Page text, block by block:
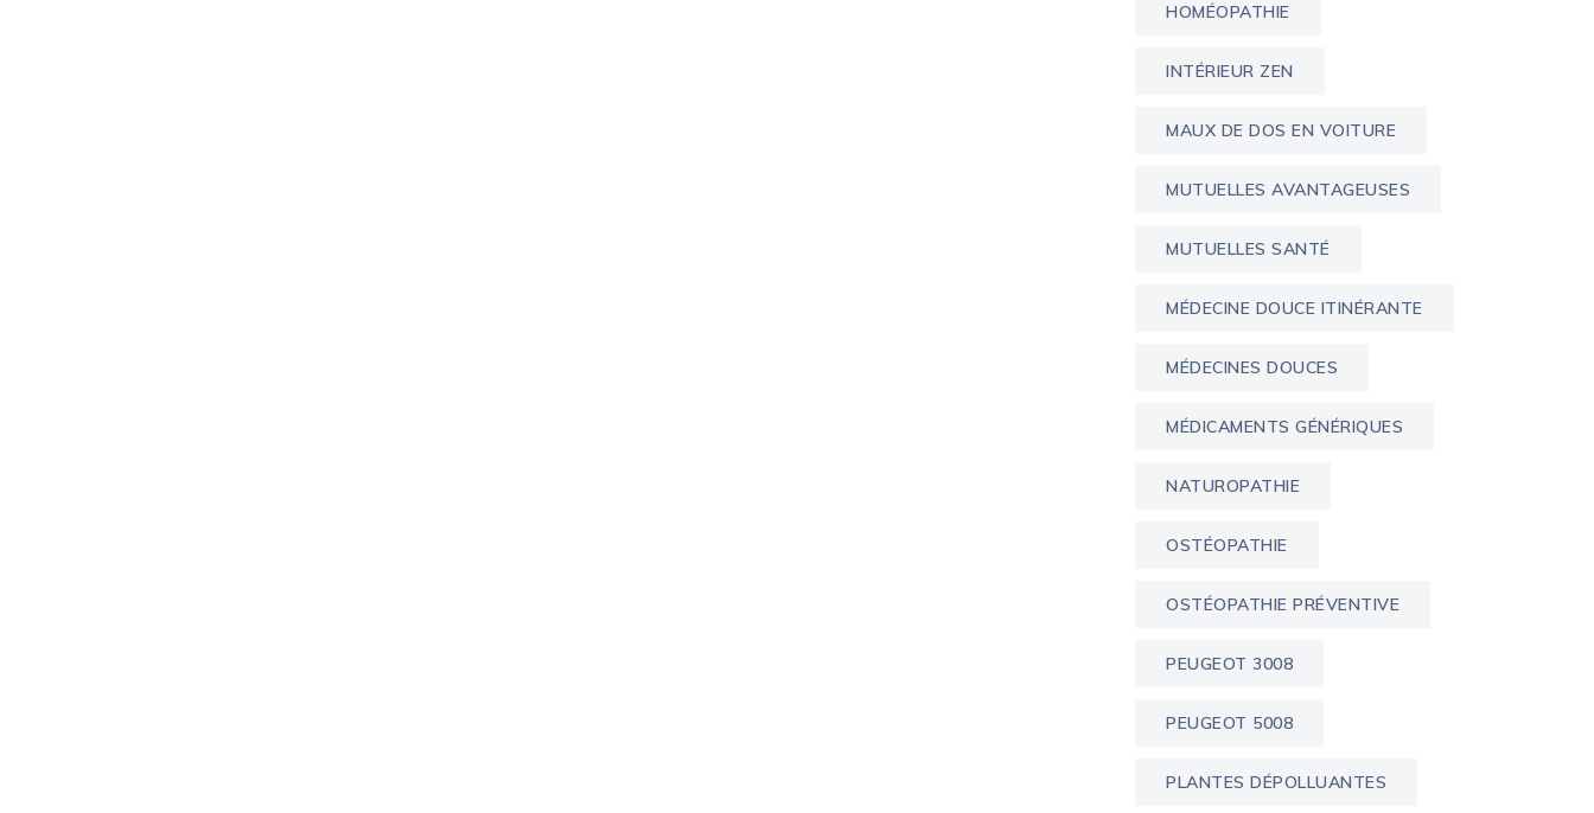
HOMÉOPATHIE
INTÉRIEUR ZEN
MAUX DE DOS EN VOITURE
MUTUELLES AVANTAGEUSES
MUTUELLES SANTÉ
MÉDECINE DOUCE ITINÉRANTE
MÉDECINES DOUCES
MÉDICAMENTS GÉNÉRIQUES
NATUROPATHIE
OSTÉOPATHIE
OSTÉOPATHIE PRÉVENTIVE
PEUGEOT 3008
PEUGEOT 5008
PLANTES DÉPOLLUANTES